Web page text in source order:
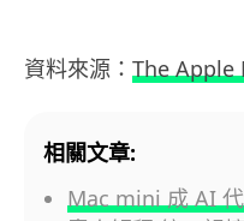
資料來源： The Apple
相關文章:
Mac mini 成 AI